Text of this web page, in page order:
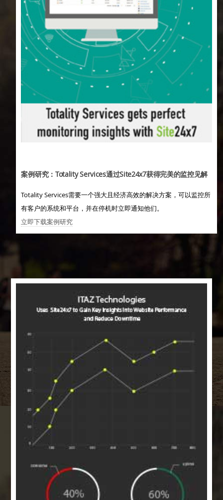
案例研究：Totality Services通过Site24x7获得完美的监控见解
Totality Services需要一个强大且经济高效的解决方案，可以监控所
有客户的系统和平台，并在停机时立即通知他们。
立即下载案例研究